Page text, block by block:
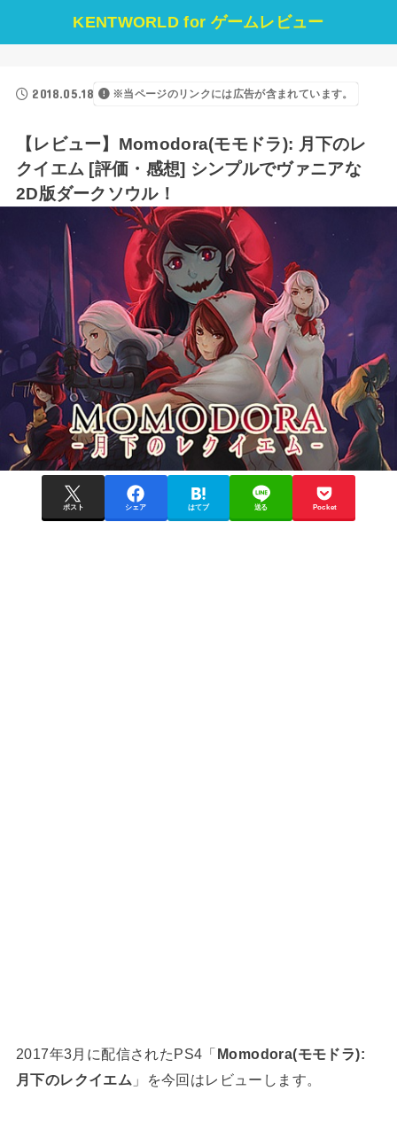
KENTWORLD for ゲームレビュー
2018.05.18 ※当ページのリンクには広告が含まれています。
【レビュー】Momodora(モモドラ): 月下のレ
クイエム [評価・感想] シンプルでヴァニアな
2D版ダークソウル！
ポスト シェア はてブ 送る Pocket
2017年3月に配信されたPS4「Momodora(モモドラ):
月下のレクイエム 」を今回はレビューします。